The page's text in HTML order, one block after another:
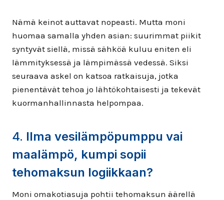
Nämä keinot auttavat nopeasti. Mutta moni
huomaa samalla yhden asian: suurimmat piikit
syntyvät siellä, missä sähköä kuluu eniten eli
lämmityksessä ja lämpimässä vedessä. Siksi
seuraava askel on katsoa ratkaisuja, jotka
pienentävät tehoa jo lähtökohtaisesti ja tekevät
kuormanhallinnasta helpompaa.
4. Ilma vesilämpöpumppu vai
maalämpö, kumpi sopii
tehomaksun logiikkaan?
Moni omakotiasuja pohtii tehomaksun äärellä